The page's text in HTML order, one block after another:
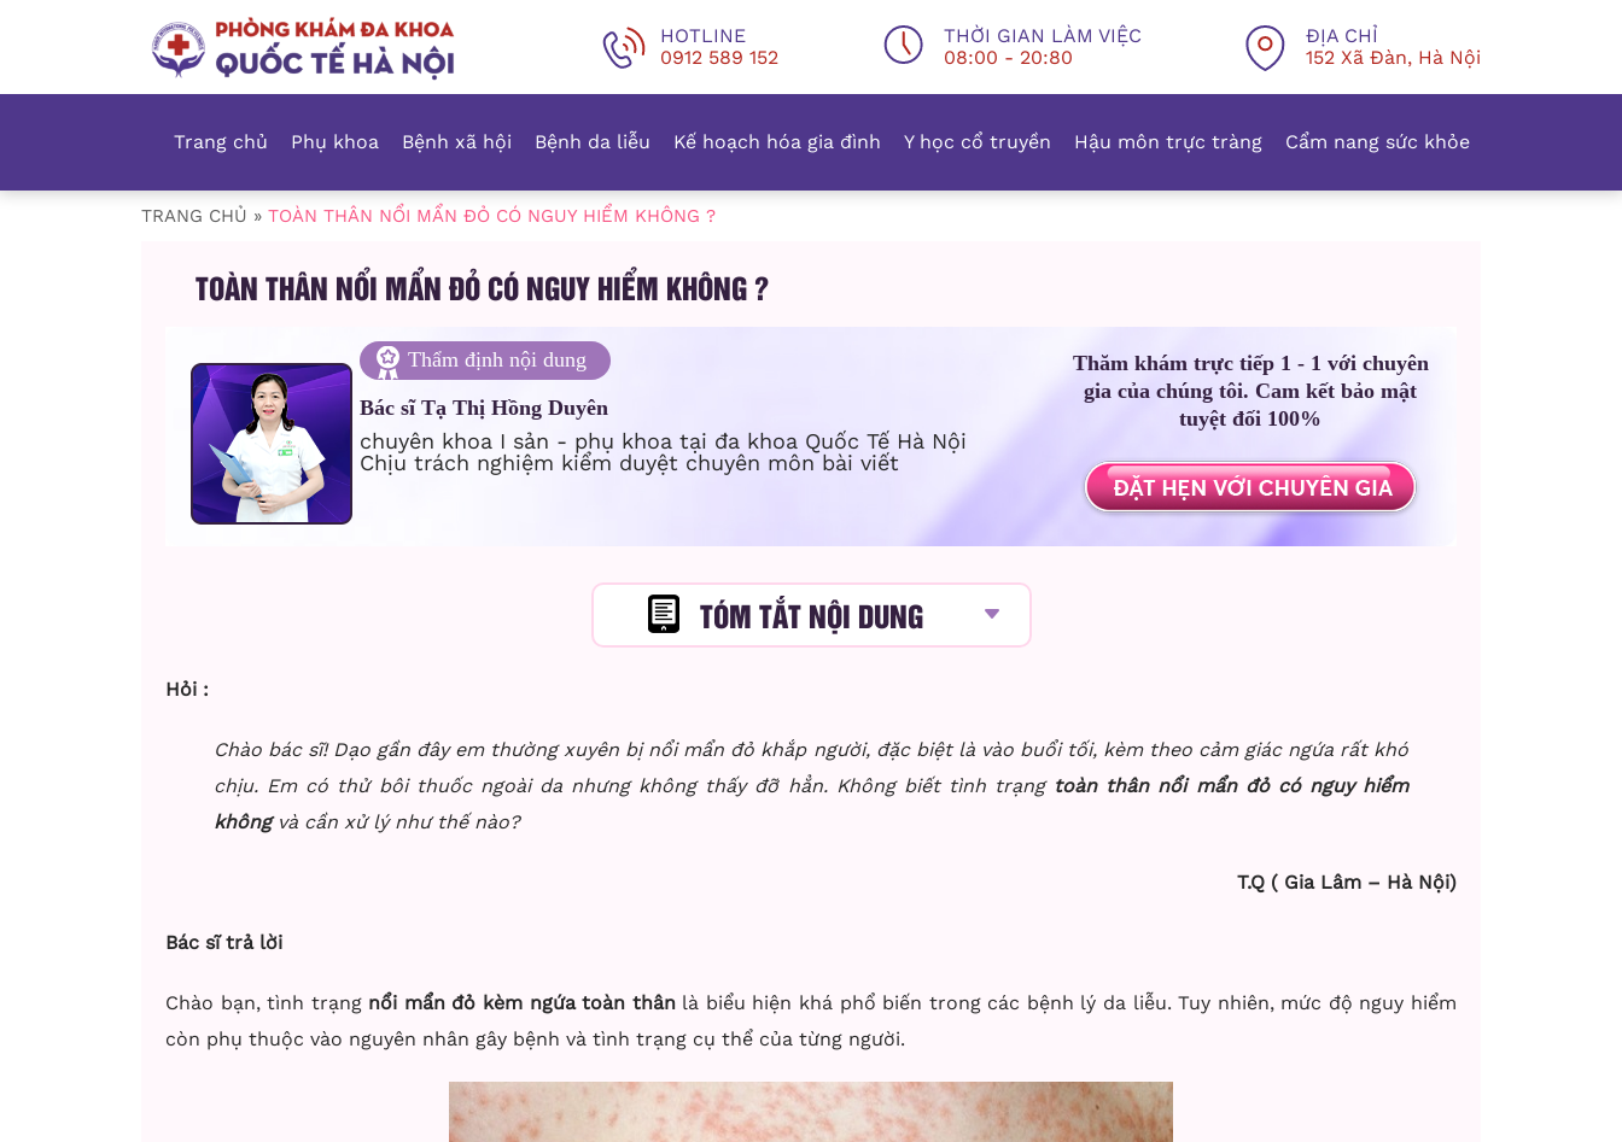
HOTLINE
0912 589 152
THỜI GIAN LÀM VIỆC
08:00 - 20:80
ĐỊA CHỈ
152 Xã Đàn, Hà Nội
Trang chủ Phụ khoa Bệnh xã hội Bệnh da liễu Kế hoạch hóa gia đình Y học cổ truyền Hậu môn trực tràng Cẩm nang sức khỏe
TRANG CHỦ » TOÀN THÂN NỔI MẨN ĐỎ CÓ NGUY HIỂM KHÔNG ?
TOÀN THÂN NỔI MẨN ĐỎ CÓ NGUY HIỂM KHÔNG ?
Thẩm định nội dung
Bác sĩ Tạ Thị Hồng Duyên
chuyên khoa I sản - phụ khoa tại đa khoa Quốc Tế Hà Nội
Chịu trách nghiệm kiểm duyệt chuyên môn bài viết
Thăm khám trực tiếp 1 - 1 với chuyên
gia của chúng tôi. Cam kết bảo mật
tuyệt đối 100%
TÓM TẮT NỘI DUNG
Hỏi :
Chào bác sĩ! Dạo gần đây em thường xuyên bị nổi mẩn đỏ khắp người, đặc biệt là vào buổi tối, kèm theo cảm giác ngứa rất khó
chịu. Em có thử bôi thuốc ngoài da nhưng không thấy đỡ hẳn. Không biết tình trạng toàn thân nổi mẩn đỏ có nguy hiểm
khôngvà cần xử lý như thế nào?
T.Q ( Gia Lâm – Hà Nội)
Bác sĩ trả lời
Chào bạn, tình trạng nổi mẩn đỏ kèm ngứa toàn thânlà biểu hiện khá phổ biến trong các bệnh lý da liễu. Tuy nhiên, mức độ nguy hiểm
còn phụ thuộc vào nguyên nhân gây bệnh và tình trạng cụ thể của từng người.